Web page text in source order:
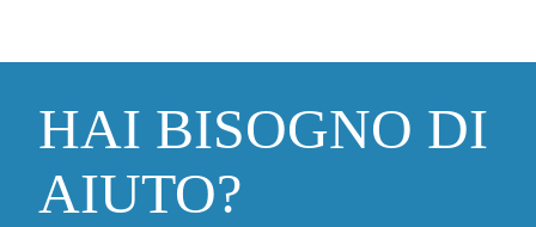
HAI BISOGNO DI
AIUTO?